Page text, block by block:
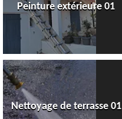
Peinture extérieure 01
Nettoyage de terrasse 01